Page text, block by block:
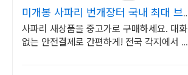
미개봉 사파리 번개장터 국내 최대 브
랜드 중고거래
사파리 새상품을 중고가로 구매하세요. 대화
없는 안전결제로 간편하게! 전국 각지에서 올